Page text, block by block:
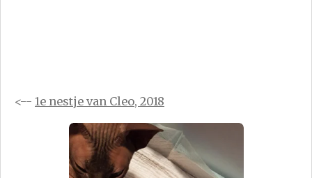
<-- 1e nestje van Cleo, 2018